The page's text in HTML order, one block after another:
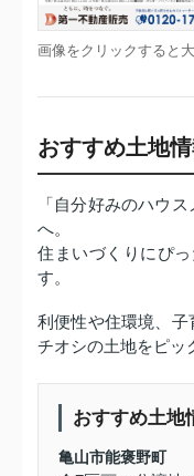
画像をクリックすると
おすすめ土地
「自分好みのハウ
へ。
住まいづくりにぴ
す。
利便性や住環境、子
チオシの土地をピッ
おすすめ土地
亀山市能褒野町